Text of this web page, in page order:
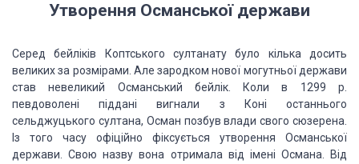
Утворення Османської держави
Серед бейліків Коптського султанату було кілька досить
великих за розмірами. Але зародком нової могутньої держави
став невеликий Османський бейлік. Коли в 1299 р.
певдоволені піддані вигнали з Коні останнього
сельджуцького султана, Осман позбув влади свого сюзерена.
Із того часу офіційно фіксується утворення Османської
держави. Свою назву вона отримала від імені Османа. Від